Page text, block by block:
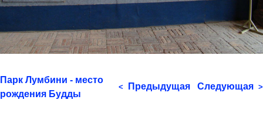
Парк Лумбини - место
рождения Будды
< Предыдущая Следующая >